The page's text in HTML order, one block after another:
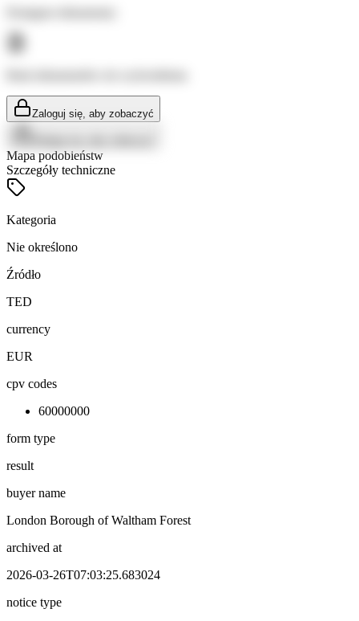
Zaloguj się, aby zobaczyć
Mapa podobieństw
Szczegóły techniczne
Kategoria
Nie określono
Źródło
TED
currency
EUR
cpv codes
60000000
form type
result
buyer name
London Borough of Waltham Forest
archived at
2026-03-26T07:03:25.683024
notice type